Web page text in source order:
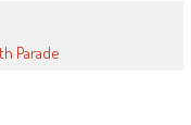
Parade